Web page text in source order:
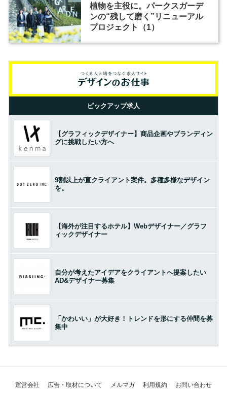
植物を主役に。パークスガーデ
ンの“残して磨く”リニューアル
プロジェクト（1）
ピックアップ求人
【グラフィックデザイナー】商品企画やブランディン
グに挑戦したい方へ
9割以上が直クライアント案件。多種多様なデザイン
を。
【海外が注目するホテル】Webデザイナー／グラフ
ィックデザイナー
自分が考えたアイデアをクライアントへ提案したい
AD&デザイナー募集
「かわいい」が大好き！トレンドを形にする仲間を募
集中
運営会社 広告・取材について メルマガ 利用規約 お問い合わせ